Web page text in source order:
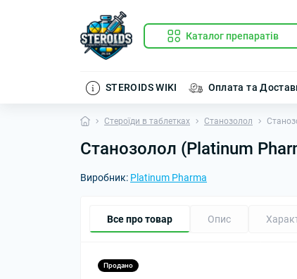
Каталог препаратів
STEROIDS WIKI Оплата та
Стероїди в таблетках Станозолол
Станозолол (Platinum
Виробник: Platinum Pharma
Все про товар Опис
Продано